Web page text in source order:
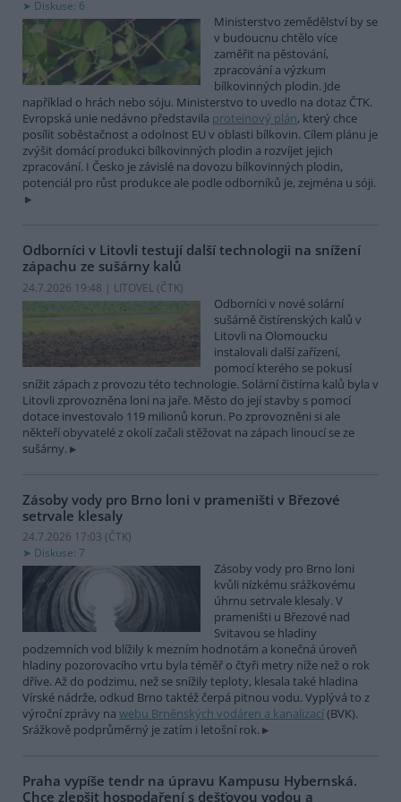
Diskuse: 6
Ministerstvo zemědělství by se
v budoucnu chtělo více
zaměřit na pěstování,
zpracování a výzkum
bílkovinných plodin. Jde
například o hrách nebo sóju. Ministerstvo to uvedlo na dotaz ČTK.
Evropská unie nedávno představila proteinový plán, který chce
posílit soběstačnost a odolnost EU v oblasti bílkovin. Cílem plánu je
zvýšit domácí produkci bílkovinných plodin a rozvíjet jejich
zpracování. I Česko je závislé na dovozu bílkovinných plodin,
potenciál pro růst produkce ale podle odborníků je, zejména u sóji.
Odborníci v Litovli testují další technologii na snížení
zápachu ze sušárny kalů
24.7.2026 19:48 | LITOVEL (ČTK)
Odborníci v nové solární
sušárně čistírenských kalů v
Litovli na Olomoucku
instalovali další zařízení,
pomocí kterého se pokusí
snížit zápach z provozu této technologie. Solární čistírna kalů byla v
Litovli zprovozněna loni na jaře. Město do její stavby s pomocí
dotace investovalo 119 milionů korun. Po zprovozněni si ale
někteří obyvatelé z okolí začali stěžovat na zápach linoucí se ze
sušárny.
Zásoby vody pro Brno loni v prameništi v Březové
setrvale klesaly
24.7.2026 17:03 (ČTK)
Diskuse: 7
Zásoby vody pro Brno loni
kvůli nízkému srážkovému
úhrnu setrvale klesaly. V
prameništi u Březové nad
Svitavou se hladiny
podzemních vod blížily k mezním hodnotám a konečná úroveň
hladiny pozorovacího vrtu byla téměř o čtyři metry níže než o rok
dříve. Až do podzimu, než se snížily teploty, klesala také hladina
Vírské nádrže, odkud Brno taktéž čerpá pitnou vodu. Vyplývá to z
výroční zprávy na webu Brněnských vodáren a kanalizací(BVK).
Srážkově podprůměrný je zatím i letošní rok.
Praha vypíše tendr na úpravu Kampusu Hybernská.
Chce zlepšit hospodaření s dešťovou vodou a